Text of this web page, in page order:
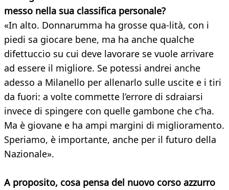
messo nella sua classifica personale?
«In alto. Donnarumma ha grosse qua-lità, con i
piedi sa giocare bene, ma ha anche qualche
difettuccio su cui deve lavorare se vuole arrivare
ad essere il migliore. Se potessi andrei anche
adesso a Milanello per allenarlo sulle uscite e i tiri
da fuori: a volte commette l’errore di sdraiarsi
invece di spingere con quelle gambone che c’ha.
Ma è giovane e ha ampi margini di miglioramento.
Speriamo, è importante, anche per il futuro della
Nazionale».
A proposito, cosa pensa del nuovo corso azzurro